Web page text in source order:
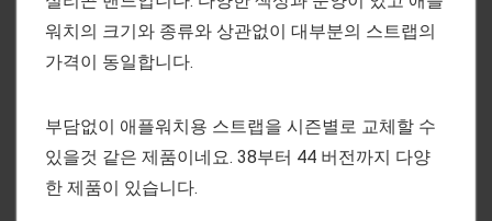
워치의 크기와 종류와 상관없이 대부분의 스트랩의
가격이 동일합니다.
부담없이 애플워치용 스트랩을 시즌별로 교체할 수
있을것 같은 제품이네요. 38부터 44 버전까지 다양
한 제품이 있습니다.